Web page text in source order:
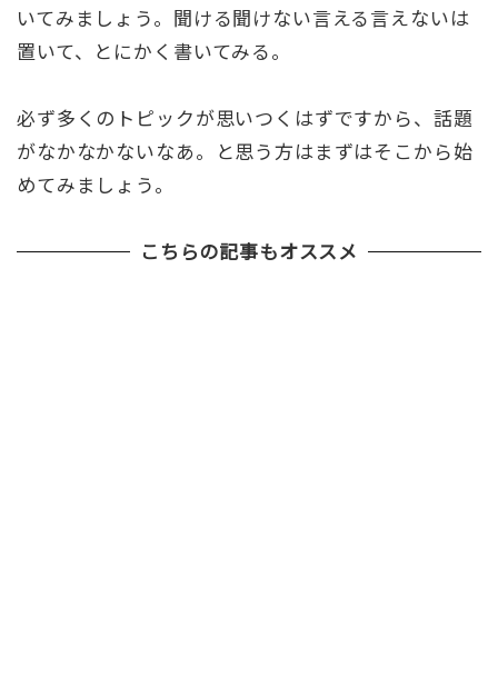
いてみましょう。聞ける聞けない言える言えないは
置いて、とにかく書いてみる。
必ず多くのトピックが思いつくはずですから、話題
がなかなかないなあ。と思う方はまずはそこから始
めてみましょう。
こちらの記事もオススメ